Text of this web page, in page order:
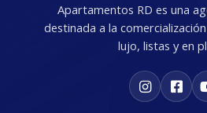
Apartamentos RD es una
destinada a la
lujo, listas y en